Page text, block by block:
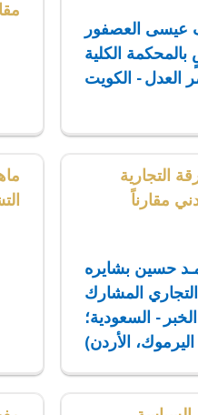
عيسى العصفور
الكلية
العدل - الكويت
التجارية
مقارناً
حسين بشايره
المشارك
- السعودية؛
الأردن)